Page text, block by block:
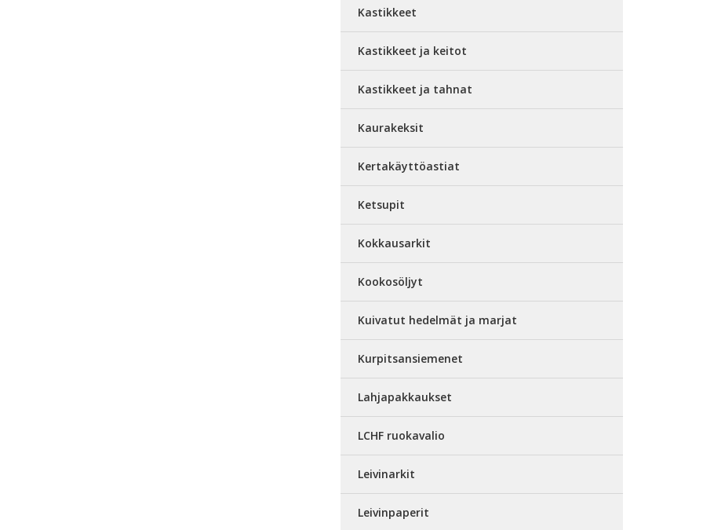
Kastikkeet
Kastikkeet ja keitot
Kastikkeet ja tahnat
Kaurakeksit
Kertakäyttöastiat
Ketsupit
Kokkausarkit
Kookosöljyt
Kuivatut hedelmät ja marjat
Kurpitsansiemenet
Lahjapakkaukset
LCHF ruokavalio
Leivinarkit
Leivinpaperit